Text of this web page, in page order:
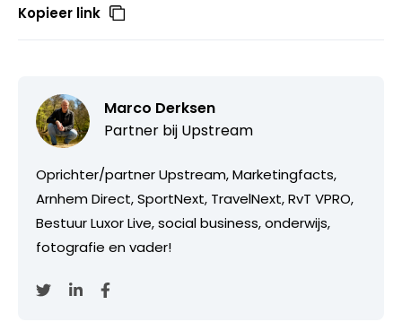
Kopieer link
Marco Derksen
Partner bij Upstream
Oprichter/partner Upstream, Marketingfacts,
Arnhem Direct, SportNext, TravelNext, RvT VPRO,
Bestuur Luxor Live, social business, onderwijs,
fotografie en vader!